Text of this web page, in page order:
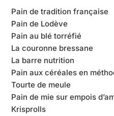
Pain de tradition française
Pain de Lodève
Pain au blé torréfié
La couronne bressane
La barre nutrition
Pain aux céréales en
Tourte de meule
Pain de mie sur empois
Krisprolls